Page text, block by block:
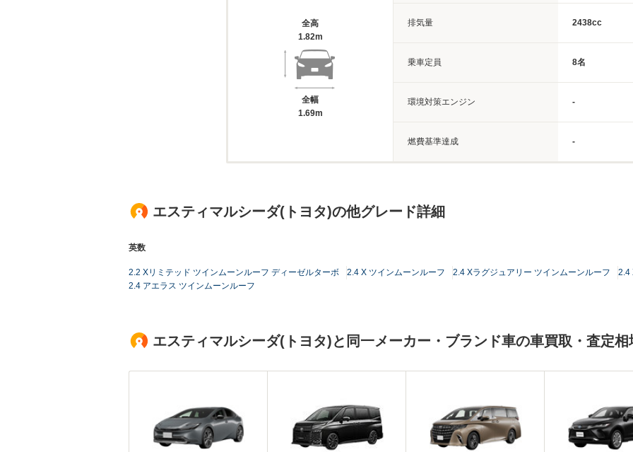
全高
1.82m
全幅
1.69m
排気量 2438cc
乗車定員 8名
環境対策エンジン -
燃費基準達成 -
エスティマルシーダ(トヨタ)の他グレード詳細
英数
2.2 Xリミテッド ツインムーンルーフ ディーゼルターボ 2.4 X ツインムーンルーフ 2.4 Xラグジュアリー ツインムーンルーフ
2.4
2.4 アエラス ツインムーンルーフ
エスティマルシーダ(トヨタ)と同一メーカー・ブランド車の車買取・査定相